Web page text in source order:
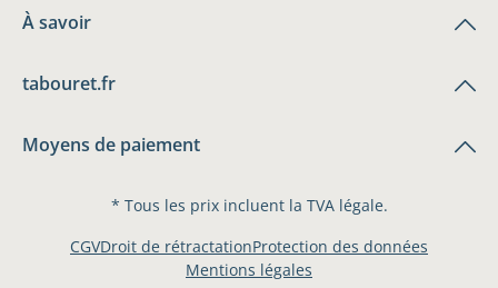
À savoir
tabouret.fr
Moyens de paiement
* Tous les prix incluent la TVA légale.
CGVDroit de rétractationProtection des données
Mentions légales